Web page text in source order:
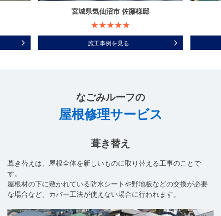
宮城県気仙沼市 佐藤様邸
施工事例を見る
なごみルーフの
屋根修理サービス
葺き替え
葺き替えは、屋根全体を新しいものに取り替える工事のことで
す。
屋根材の下に敷かれている防水シートや野地板などの交換が必要
な場合など、カバー工法が使えない場合に行われます。